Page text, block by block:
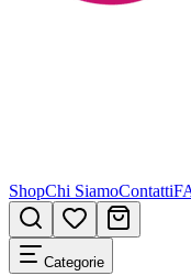
ShopChi SiamoContatti
Categorie